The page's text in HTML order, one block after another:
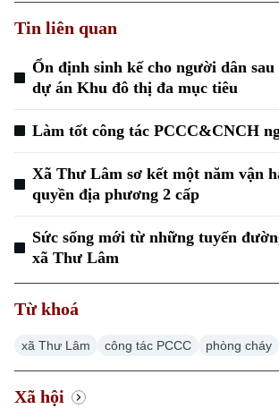
Xu hướng
Tin liên quan
Ổn định sinh kế cho người dân
dự án Khu đô thị đa mục tiêu
Làm tốt công tác PCCC&CNCH
Xã Thư Lâm sơ kết một năm vận
quyền địa phương 2 cấp
Sức sống mới từ những tuyến
xã Thư Lâm
Từ khoá
xã Thư Lâm công tác PCCC phòng cháy
Xã hội